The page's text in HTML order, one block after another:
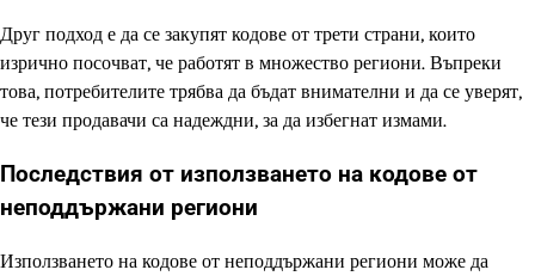
Друг подход е да се закупят кодове от трети страни, които
изрично посочват, че работят в множество региони. Въпреки
това, потребителите трябва да бъдат внимателни и да се уверят,
че тези продавачи са надеждни, за да избегнат измами.
Последствия от използването на кодове от
неподдържани региони
Използването на кодове от неподдържани региони може да